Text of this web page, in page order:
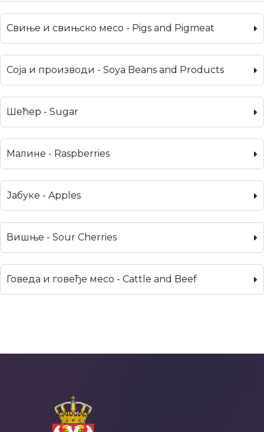
Свиње и свињско месо - Pigs and Pigmeat
Соја и производи - Soya Beans and Products
Шећер - Sugar
Малине - Raspberries
Јабуке - Apples
Вишње - Sour Cherries
Говеда и говеђе месо - Cattle and Beef